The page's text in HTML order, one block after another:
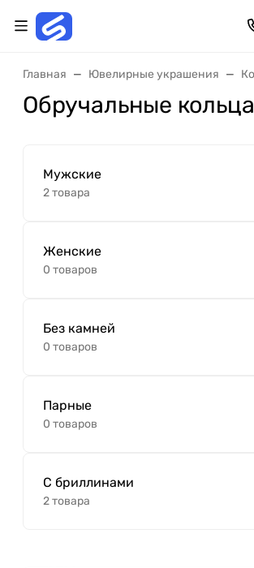
Главная Ювелирные украшения
Обручальные кольца
Мужские
2 товара
Женские
0 товаров
Без камней
0 товаров
Парные
0 товаров
С бриллинами
2 товара